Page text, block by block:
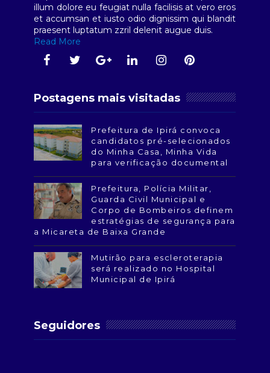
illum dolore eu feugiat nulla facilisis at vero eros
et accumsan et iusto odio dignissim qui blandit
praesent luptatum zzril delenit augue duis.
Read More
Postagens mais visitadas
Prefeitura de Ipirá convoca
candidatos pré-selecionados
do Minha Casa, Minha Vida
para verificação documental
Prefeitura, Polícia Militar,
Guarda Civil Municipal e
Corpo de Bombeiros definem
estratégias de segurança para
a Micareta de Baixa Grande
Mutirão para escleroterapia
será realizado no Hospital
Municipal de Ipirá
Seguidores